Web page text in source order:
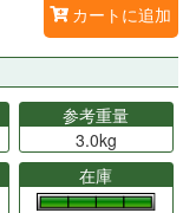
カートに追加
参考重量
3.0kg
在庫